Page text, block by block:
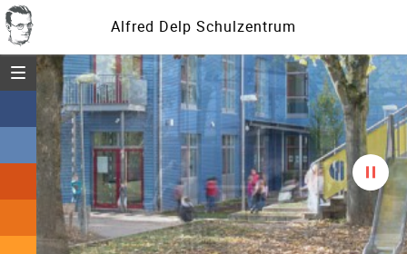
Alfred Delp Schulzentrum
Menü öffnen
spielt